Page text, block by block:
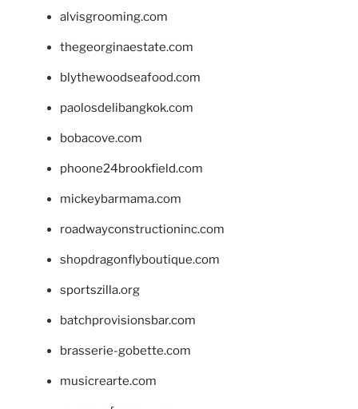
alvisgrooming.com
thegeorginaestate.com
blythewoodseafood.com
paolosdelibangkok.com
bobacove.com
phoone24brookfield.com
mickeybarmama.com
roadwayconstructioninc.com
shopdragonflyboutique.com
sportszilla.org
batchprovisionsbar.com
brasserie-gobette.com
musicrearte.com